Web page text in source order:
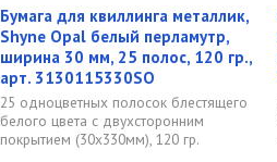
Бумага для квиллинга металлик,
Shyne Opal белый перламутр,
ширина 30 мм, 25 полос, 120 гр.,
арт. 3130115330SO
25 одноцветных полосок блестящего
белого цвета с двухсторонним
покрытием (30х330мм), 120 гр.